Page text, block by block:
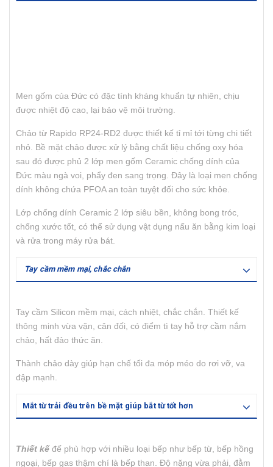
Men gốm của Đức có đặc tính kháng khuẩn tự nhiên, chịu
được nhiệt độ cao, lại bảo vệ môi trường.
Chảo từ Rapido RP24-RD2 được thiết kế tỉ mỉ tới từng chi tiết
nhỏ. Bề mặt chảo được xử lý bằng chất liệu chống oxy hóa
sau đó được phủ 2 lớp men gốm Ceramic chống dính của
Đức màu ngà voi, phẩy đen sang trọng. Đây là loại men chống
dính không chứa PFOA an toàn tuyệt đối cho sức khỏe.
Lớp chống dính Ceramic 2 lớp siêu bền, không bong tróc,
chống xước tốt, có thể sử dụng vật dụng nấu ăn bằng kim loại
và rửa trong máy rửa bát.
Tay cầm mềm mại, chắc chắn
Tay cầm Silicon mềm mại, cách nhiệt, chắc chắn. Thiết kế
thông minh vừa vặn, cân đối, có điểm tì tay hỗ trợ cầm nắm
chảo, hất đảo thức ăn.
Thành chảo dày giúp hạn chế tối đa móp méo do rơi vỡ, va
đập mạnh.
Mắt từ trải đều trên bề mặt giúp bắt từ tốt hơn
Thiết kếđế phù hợp với nhiều loại bếp như bếp từ, bếp hồng
ngoại, bếp gas thậm chí là bếp than. Độ nặng vừa phải, đằm